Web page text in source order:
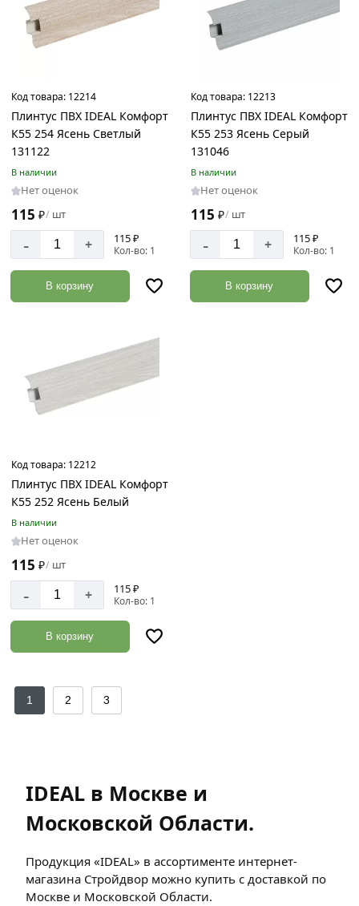
Код товара: 12214
Плинтус ПВХ IDEAL Комфорт
К55 254 Ясень Светлый
131122
В наличии
Нет оценок
115 ₽/ шт
- + 115 ₽
Кол-во: 1
В корзину
Код товара: 12213
Плинтус ПВХ IDEAL Комфорт
К55 253 Ясень Серый
131046
В наличии
Нет оценок
115 ₽/ шт
- + 115 ₽
Кол-во: 1
В корзину
Код товара: 12212
Плинтус ПВХ IDEAL Комфорт
К55 252 Ясень Белый
В наличии
Нет оценок
115 ₽/ шт
- + 115 ₽
Кол-во: 1
В корзину
1 2 3
IDEAL в Москве и
Московской Области.
Продукция «IDEAL» в ассортименте интернет-
магазина Стройдвор можно купить с доставкой по
Москве и Московской Области.